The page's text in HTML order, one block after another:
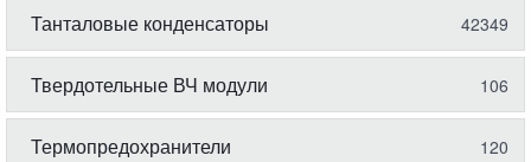
Танталовые конденсаторы 42349
Твердотельные ВЧ модули 106
Термопредохранители 120